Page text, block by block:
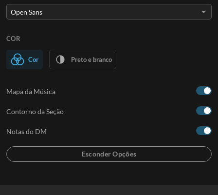
COR
Cor Preto e branco
Mapa da Música
Contorno da Seção
Notas do DM